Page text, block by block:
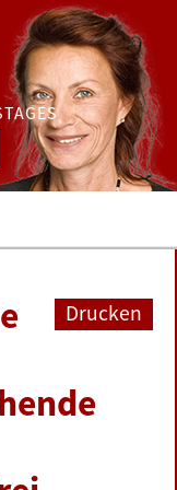
Drucken